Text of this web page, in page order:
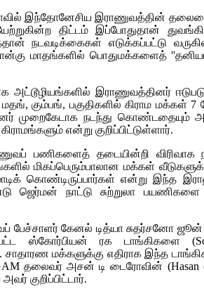
இந்தோனேசிய இராணுவத்தின்
திட்டம் இப்போதுதான்
நடவடிக்கைகள் எடுக்கப்பட்டு
மாதங்களில் பொதுமக்களைத்
அட்டூழியங்களில் இராணுவத்தினர்
கும்பங், பகுதிகளில் கிராம மக்கள் 7
முறைகேடாக நடந்து கொண்டதையும்
என்று குறிப்பிட்டுள்ளார்.
பணிகளைத் தடையின்றி விரிவாக
மிகப்பெரும்பாலான மக்கள்
கொண்டிருப்பார்கள் என்று இந்த
ஜெர்மன் நாட்டு சுற்றுலா பயணிகளை
பேச்சாளர் கேனல் டித்யா சுதர்சனோ
ஸ்கோர்பியன் ரக டாங்கிகளை (
சாதாரண மக்களுக்கு எதிராக இந்த
தலைவர் அசன் டி டைரோவின் (Hasan
குறிப்பிட்டார்.